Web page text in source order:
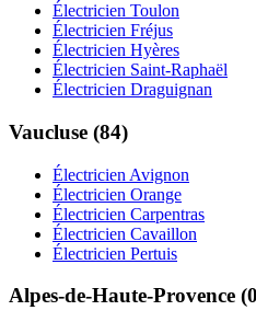
Électricien Toulon
Électricien Fréjus
Électricien Hyères
Électricien Saint-Raphaël
Électricien Draguignan
Vaucluse (84)
Électricien Avignon
Électricien Orange
Électricien Carpentras
Électricien Cavaillon
Électricien Pertuis
Alpes-de-Haute-Provence